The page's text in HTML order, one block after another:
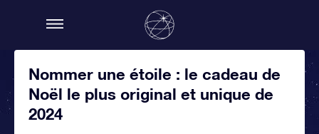
Nommer une étoile : le cadeau de
Noël le plus original et unique de
2024